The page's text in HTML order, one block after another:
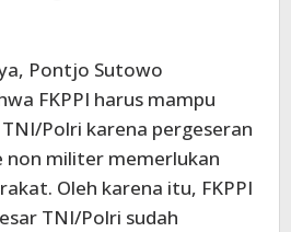
Pontjo Sutowo
FKPPI harus mampu
Polri karena pergeseran
non militer memerlukan
Oleh karena itu, FKPPI
TNI/Polri sudah